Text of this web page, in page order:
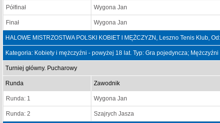
Półfinał Wygona Jan
Finał Wygona Jan
HALOWE MISTRZOSTWA POLSKI KOBIET I MĘŻCZYZN, Leszno Tenis Klub,
Kategoria: Kobiety i mężczyźni - powyżej 18 lat. Typ: Gra pojedyncza; Mężczyźni
Turniej główny. Pucharowy
Runda Zawodnik
Runda: 1 Wygona Jan
Runda: 2 Szajrych Jasza